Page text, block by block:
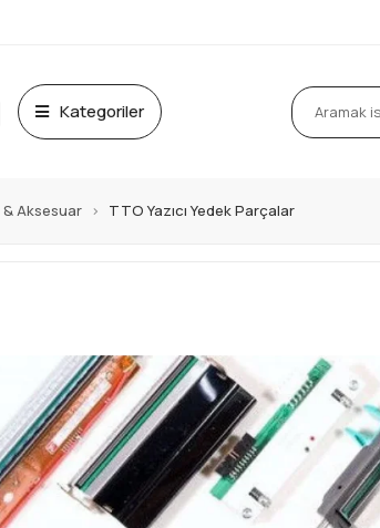
Kategoriler
Aksesuar TTO Yazıcı Yedek Parçalar